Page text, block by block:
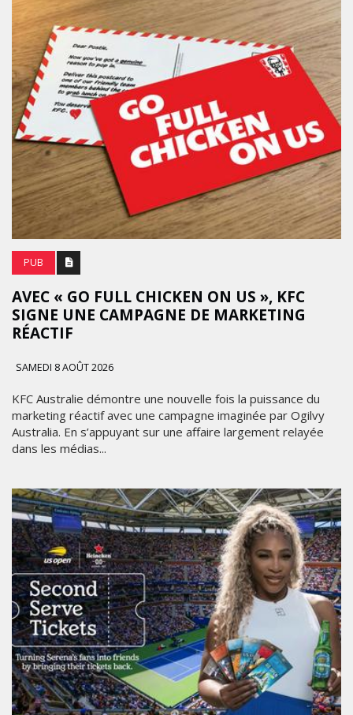
PUB
AVEC « GO FULL CHICKEN ON US », KFC
SIGNE UNE CAMPAGNE DE MARKETING
RÉACTIF
SAMEDI 8 AOÛT 2026
KFC Australie démontre une nouvelle fois la puissance du
marketing réactif avec une campagne imaginée par Ogilvy
Australia. En s’appuyant sur une affaire largement relayée
dans les médias...